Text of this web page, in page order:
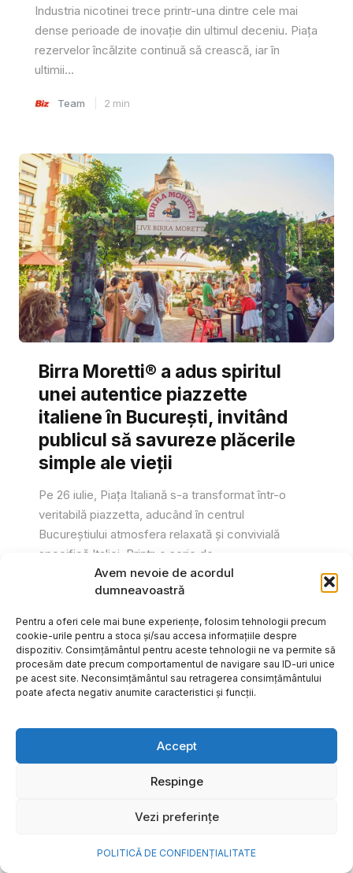
Avem nevoie de acordul
dumneavoastră
Pentru a oferi cele mai bune experiențe, folosim tehnologii precum
cookie-urile pentru a stoca și/sau accesa informațiile despre
dispozitiv. Consimțământul pentru aceste tehnologii ne va permite să
procesăm date precum comportamentul de navigare sau ID-uri unice
pe acest site. Neconsimțământul sau retragerea consimțământului
poate afecta negativ anumite caracteristici și funcții.
Accept
Respinge
Vezi preferințe
POLITICĂ DE CONFIDENȚIALITATE
Industria nicotinei trece printr-una dintre cele mai
dense perioade de inovație din ultimul deceniu. Piața
rezervelor încălzite continuă să crească, iar în
ultimii...
Team 2 min
Birra Moretti® a adus spiritul
unei autentice piazzette
italiene în București, invitând
publicul să savureze plăcerile
simple ale vieții
Pe 26 iulie, Piața Italiană s-a transformat într-o
veritabilă piazzetta, aducând în centrul
Bucureștiului atmosfera relaxată și convivială
specifică Italiei. Printr-o serie de...
Gabriel Barliga
frumoase amintiri ale verii într-